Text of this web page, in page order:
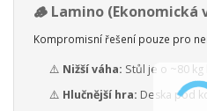
🪵 Lamino (Ekonomická
Kompromisní řešení pouze pro
⚠️ Nižší váha: Stůl je o ~80
⚠️ Hlučnější hra: Deska pod